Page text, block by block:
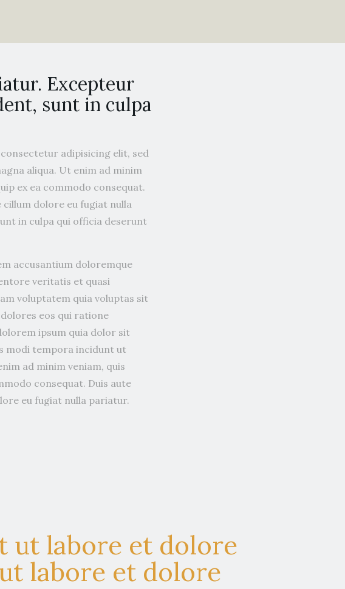
Excepteur
sunt in culpa
adipisicing elit, sed
aliqua. Ut enim ad minim
ex ea commodo consequat.
dolore eu fugiat nulla
in culpa qui officia deserunt
accusantium doloremque
veritatis et quasi
voluptatem quia voluptas sit
eos qui ratione
ipsum quia dolor sit
modi tempora incidunt ut
ad minim veniam, quis
consequat. Duis aute
eu fugiat nulla pariatur.
ut labore et dolore
labore et dolore